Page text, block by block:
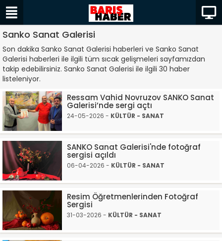
Sanko Sanat Galerisi
Son dakika Sanko Sanat Galerisi haberleri ve Sanko Sanat
Galerisi haberleri ile ilgili tüm sıcak gelişmeleri sayfamızdan
takip edebilirsiniz. Sanko Sanat Galerisi ile ilgili 30 haber
listeleniyor.
Ressam Vahid Novruzov SANKO Sanat
Galerisi’nde sergi açtı
24-05-2026 - KÜLTÜR - SANAT
SANKO Sanat Galerisi'nde fotoğraf
sergisi açıldı
06-04-2026 - KÜLTÜR - SANAT
Resim Öğretmenlerinden Fotoğraf
Sergisi
31-03-2026 - KÜLTÜR - SANAT